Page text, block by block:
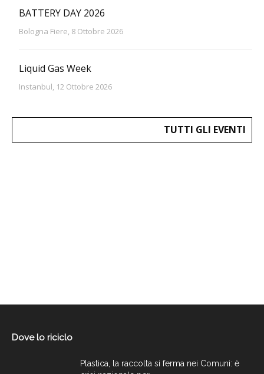
BATTERY DAY 2026
Bologna Fiere, 8 Ottobre 2026
Liquid Gas Week
Instanbul, 12 Ottobre 2026
TUTTI GLI EVENTI
Dove lo riciclo
Plastica, la raccolta si ferma nei Comuni: è